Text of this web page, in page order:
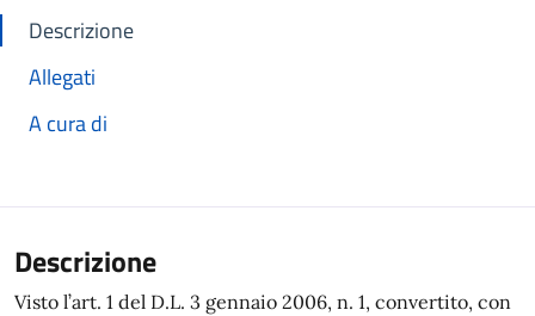
Descrizione
Allegati
A cura di
Descrizione
Visto l’art. 1 del D.L. 3 gennaio 2006, n. 1, convertito, con